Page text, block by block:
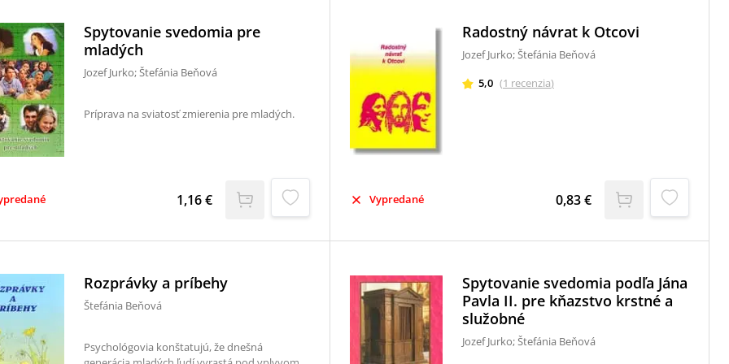
nezačína adventným obdobím, ale má rozsah
od 01.01. do 31.12.2014.
Spytovanie svedomia pre
mladých
Jozef Jurko; Štefánia Beňová
Príprava na sviatosť zmierenia pre mladých.
1,16 €
Radostný návrat k Otcovi
Jozef Jurko; Štefánia Beňová
5,0 (1 recenzia)
Vypredané 0,83 €
Rozprávky a príbehy
Štefánia Beňová
Psychológovia konštatujú, že dnešná
Spytovanie svedomia podľa Jána
Pavla II. pre kňazstvo krstné a
služobné
Jozef Jurko; Štefánia Beňová